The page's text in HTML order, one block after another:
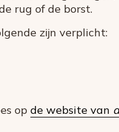
rug of de borst.
zijn verplicht:
op de website van